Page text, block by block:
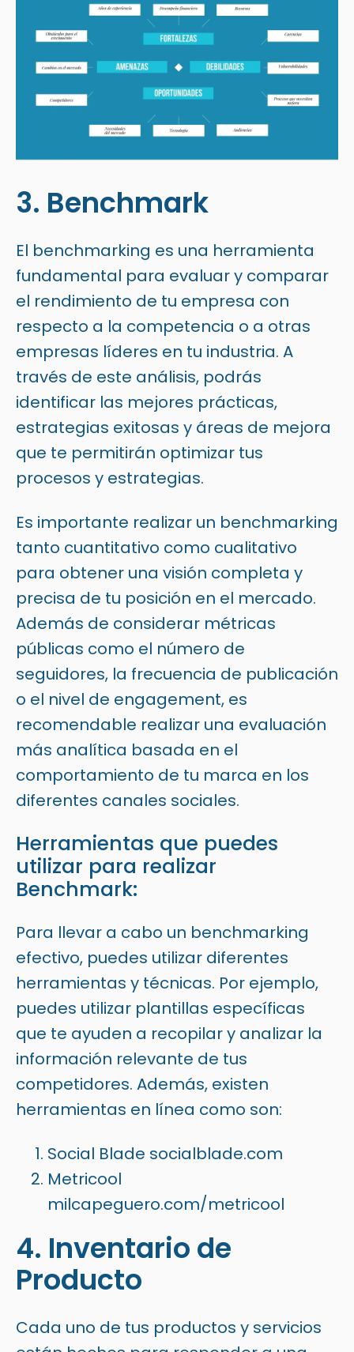
3. Benchmark
El benchmarking es una herramienta
fundamental para evaluar y comparar
el rendimiento de tu empresa con
respecto a la competencia o a otras
empresas líderes en tu industria. A
través de este análisis, podrás
identificar las mejores prácticas,
estrategias exitosas y áreas de mejora
que te permitirán optimizar tus
procesos y estrategias.
Es importante realizar un benchmarking
tanto cuantitativo como cualitativo
para obtener una visión completa y
precisa de tu posición en el mercado.
Además de considerar métricas
públicas como el número de
seguidores, la frecuencia de publicación
o el nivel de engagement, es
recomendable realizar una evaluación
más analítica basada en el
comportamiento de tu marca en los
diferentes canales sociales.
Herramientas que puedes
utilizar para realizar
Benchmark:
Para llevar a cabo un benchmarking
efectivo, puedes utilizar diferentes
herramientas y técnicas. Por ejemplo,
puedes utilizar plantillas específicas
que te ayuden a recopilar y analizar la
información relevante de tus
competidores. Además, existen
herramientas en línea como son:
Social Blade socialblade.com
Metricool
milcapeguero.com/metricool
4. Inventario de
Producto
Cada uno de tus productos y servicios